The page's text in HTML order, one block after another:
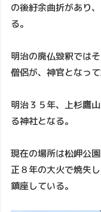
の後紆余曲折があり
る。
明治の廃仏毀釈では
僧侶が、神官となっ
明治３５年、上杉鷹
る神社となる。
現在の場所は松岬公
正８年の大火で焼失
鎮座している。